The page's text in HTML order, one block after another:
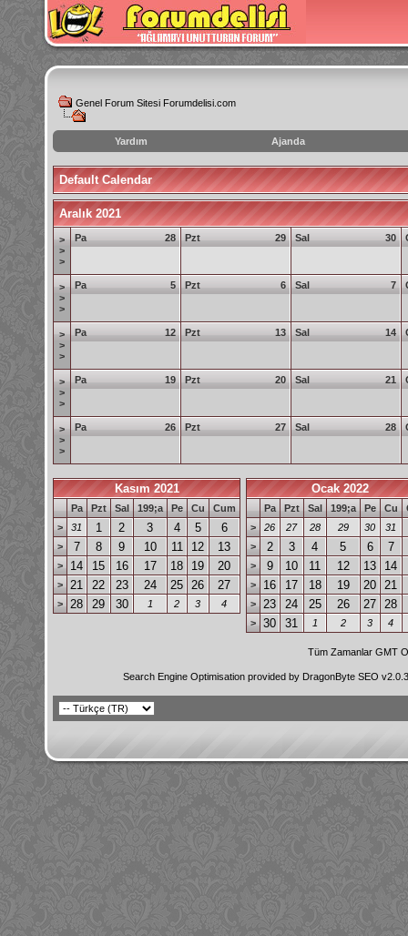
Genel Forum Sitesi Forumdelisi.com
Yardım Ajanda
instagram
izlenme
hilesi
Default Calendar
Aralık 2021
>
>
>
28
Pa 29
Pzt 30
Sal
>
>
>
5
Pa 6
Pzt 7
Sal
>
>
>
12
Pa 13
Pzt 14
Sal
>
>
>
19
Pa 20
Pzt 21
Sal
>
>
>
26
Pa 27
Pzt 28
Sal
Kasım 2021
Pa Pzt Sal 199;a Pe Cu
Cum
>
31 1 2 3 4 5 6
> 7 8 9 10 11 12 13
> 14 15 16 17 18 19 20
> 21 22 23 24 25 26 27
> 28 29 30 1 2 3 4
Ocak 2022
Pa Pzt Sal 199;a Pe Cu
>
26 27 28 29 30
31
>
2 3 4 5 6 7
> 9 10 11 12 13 14
> 16 17 18 19 20 21
> 23 24 25 26 27 28
> 30 31 1 2 3 4
Tüm Zamanlar GMT
Search Engine Optimisation provided by DragonByte SEO